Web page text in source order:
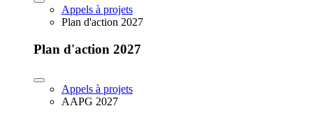
Appels à projets
Plan d'action 2027
Plan d'action 2027
Appels à projets
AAPG 2027